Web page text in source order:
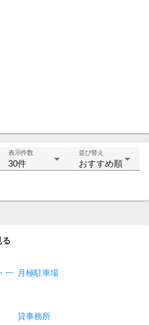
表示件数
30件
並び替え
おすすめ順
る
一
月極駐車場
貸事務所